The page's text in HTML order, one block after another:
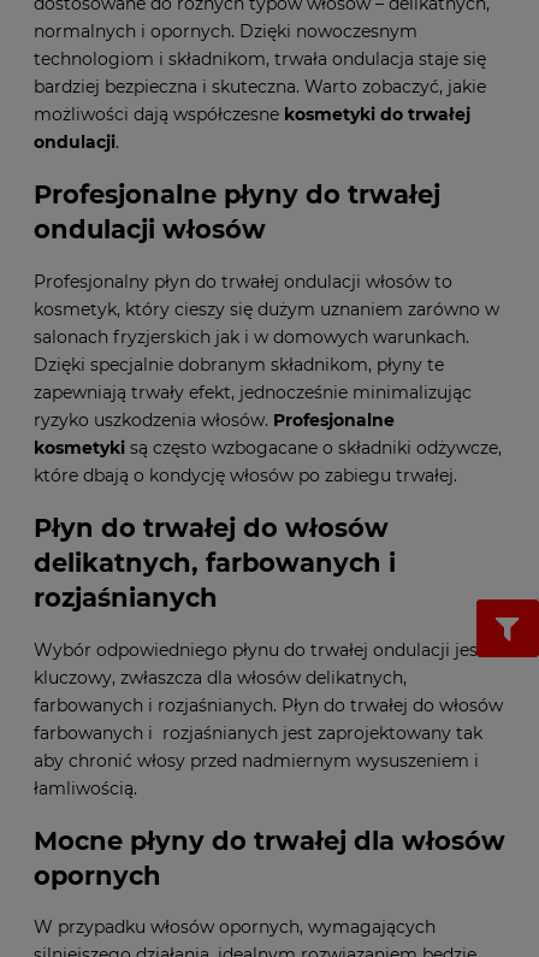
normalnych i opornych. Dzięki nowoczesnym
technologiom i składnikom, trwała ondulacja staje się
bardziej bezpieczna i skuteczna. Warto zobaczyć, jakie
możliwości dają współczesne kosmetyki do trwałej
ondulacji.
Profesjonalne płyny do trwałej
ondulacji włosów
Profesjonalny płyn do trwałej ondulacji włosów to
kosmetyk, który cieszy się dużym uznaniem zarówno w
salonach fryzjerskich jak i w domowych warunkach.
Dzięki specjalnie dobranym składnikom, płyny te
zapewniają trwały efekt, jednocześnie minimalizując
ryzyko uszkodzenia włosów. Profesjonalne
kosmetyki są często wzbogacane o składniki odżywcze,
które dbają o kondycję włosów po zabiegu trwałej.
Płyn do trwałej do włosów
delikatnych, farbowanych i
rozjaśnianych
Wybór odpowiedniego płynu do trwałej ondulacji jest
kluczowy, zwłaszcza dla włosów delikatnych,
farbowanych i rozjaśnianych. Płyn do trwałej do włosów
farbowanych i rozjaśnianych jest zaprojektowany tak
aby chronić włosy przed nadmiernym wysuszeniem i
łamliwością.
Mocne płyny do trwałej dla włosów
opornych
W przypadku włosów opornych, wymagających